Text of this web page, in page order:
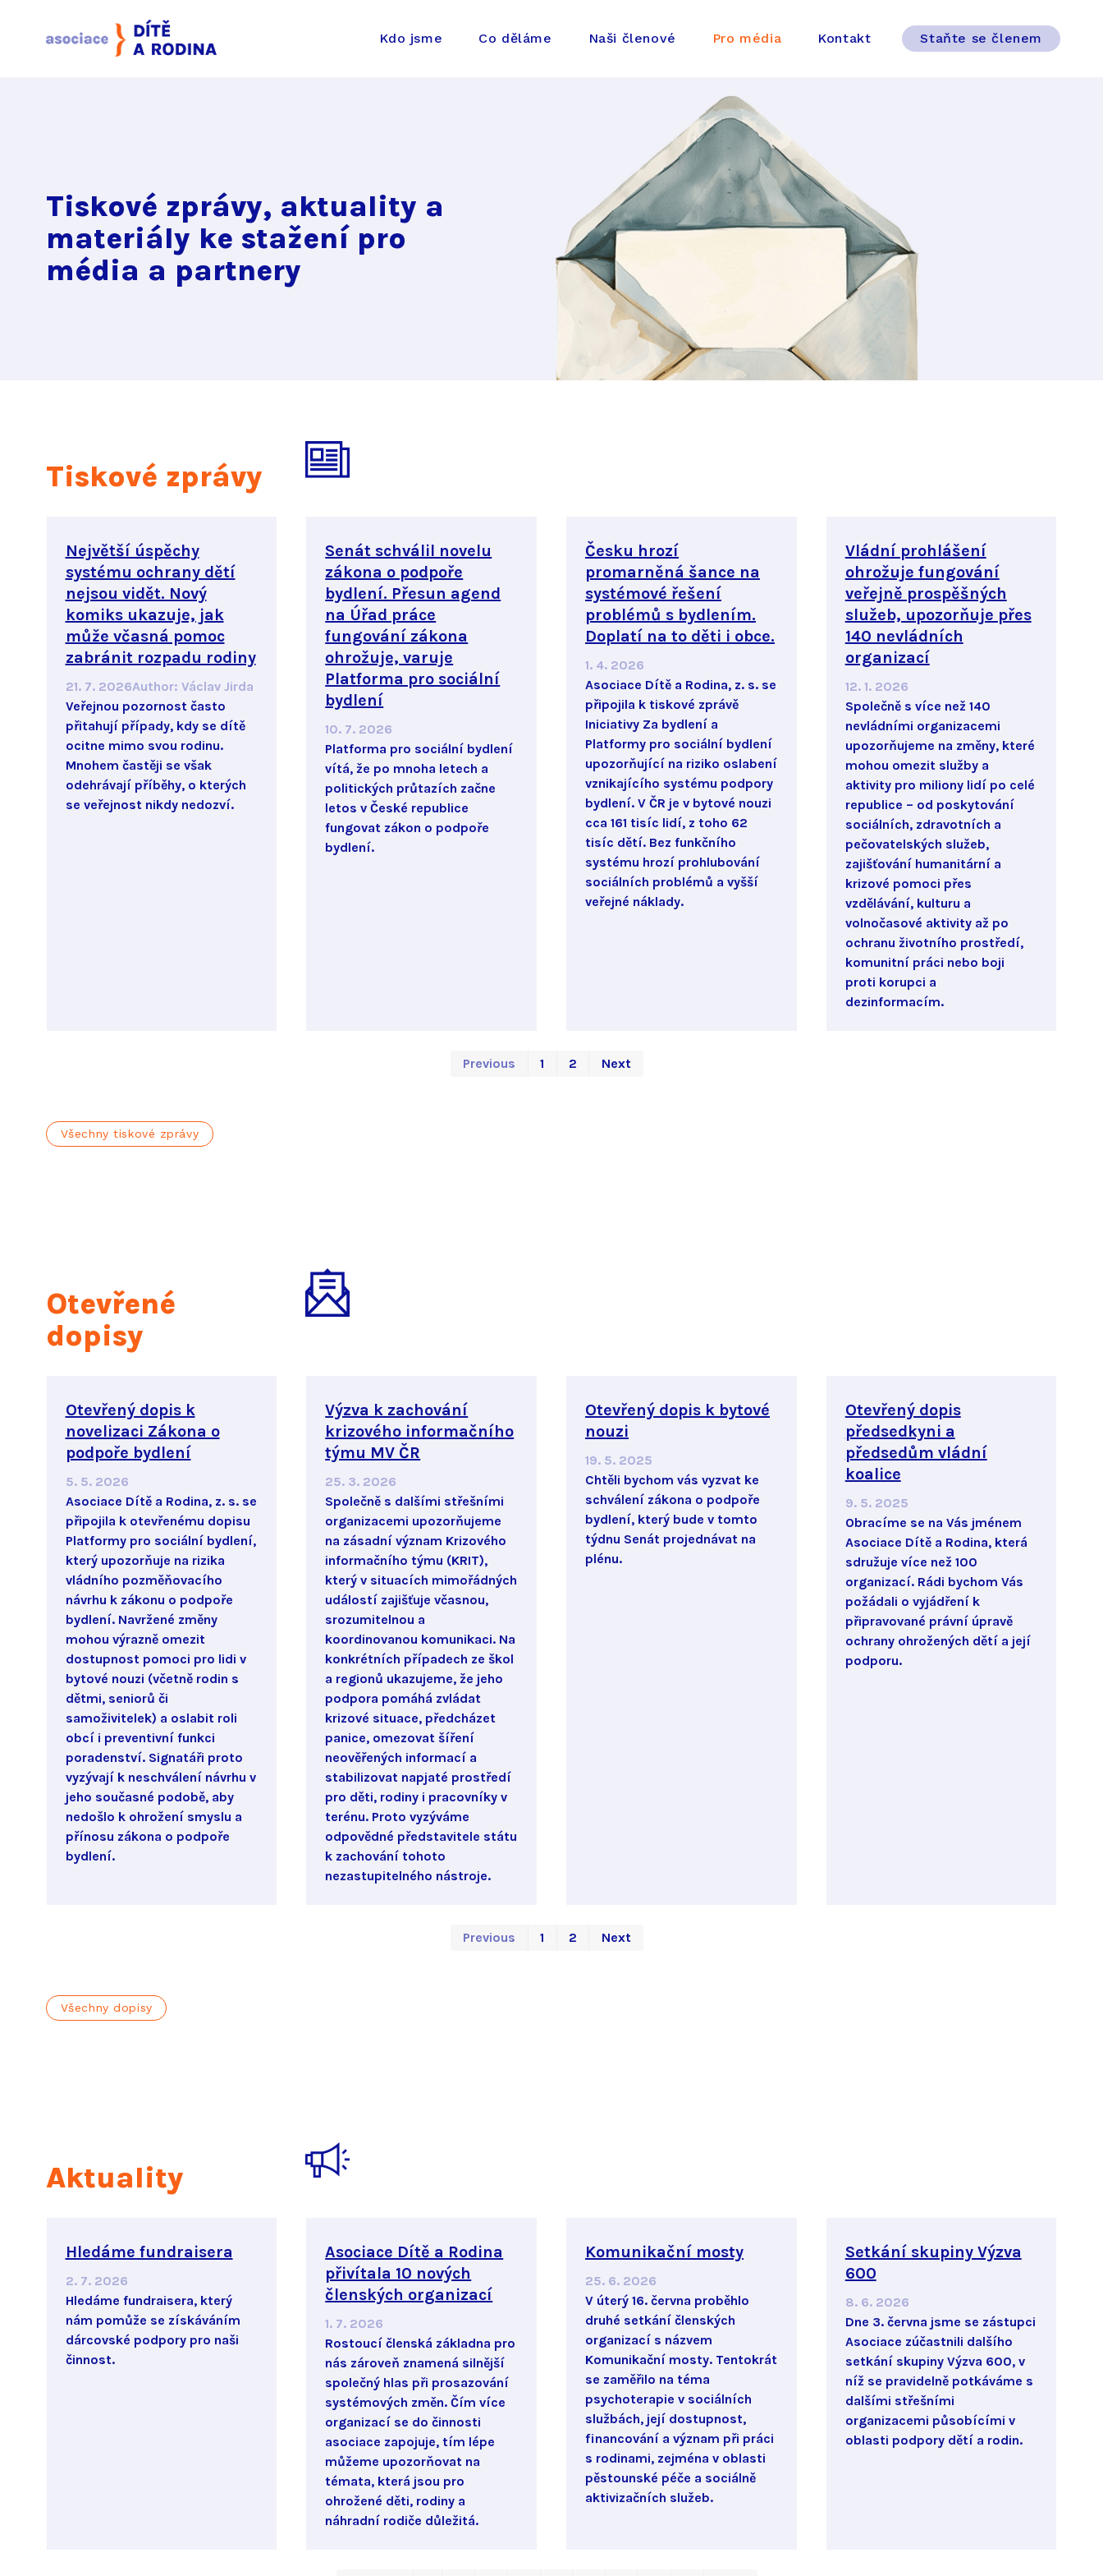
Kdo jsme Co děláme Naši členové Pro média Kontakt Staňte se členem
Tiskové zprávy, aktuality a
materiály ke stažení pro
média a partnery
Tiskové zprávy
Největší úspěchy
systému ochrany dětí
nejsou vidět. Nový
komiks ukazuje, jak
může včasná pomoc
zabránit rozpadu rodiny
21. 7. 2026Author: Václav Jirda
Veřejnou pozornost často
přitahují případy, kdy se dítě
ocitne mimo svou rodinu.
Mnohem častěji se však
odehrávají příběhy, o kterých
se veřejnost nikdy nedozví.
Senát schválil novelu
zákona o podpoře
bydlení. Přesun agend
na Úřad práce
fungování zákona
ohrožuje, varuje
Platforma pro sociální
bydlení
10. 7. 2026
Platforma pro sociální bydlení
vítá, že po mnoha letech a
politických průtazích začne
letos v České republice
fungovat zákon o podpoře
bydlení.
Česku hrozí
promarněná šance na
systémové řešení
problémů s bydlením.
Doplatí na to děti i obce.
1. 4. 2026
Asociace Dítě a Rodina, z. s. se
připojila k tiskové zprávě
Iniciativy Za bydlení a
Platformy pro sociální bydlení
upozorňující na riziko oslabení
vznikajícího systému podpory
bydlení. V ČR je v bytové nouzi
cca 161 tisíc lidí, z toho 62
tisíc dětí. Bez funkčního
systému hrozí prohlubování
sociálních problémů a vyšší
veřejné náklady.
Vládní prohlášení
ohrožuje fungování
veřejně prospěšných
služeb, upozorňuje přes
140 nevládních
organizací
12. 1. 2026
Společně s více než 140
nevládními organizacemi
upozorňujeme na změny, které
mohou omezit služby a
aktivity pro miliony lidí po celé
republice – od poskytování
sociálních, zdravotních a
pečovatelských služeb,
zajišťování humanitární a
krizové pomoci přes
vzdělávání, kulturu a
volnočasové aktivity až po
ochranu životního prostředí,
komunitní práci nebo boji
proti korupci a
dezinformacím.
Previous 1 2 Next
Všechny tiskové zprávy
Otevřené
dopisy
Otevřený dopis k
novelizaci Zákona o
podpoře bydlení
5. 5. 2026
Asociace Dítě a Rodina, z. s. se
připojila k otevřenému dopisu
Platformy pro sociální bydlení,
který upozorňuje na rizika
vládního pozměňovacího
návrhu k zákonu o podpoře
bydlení. Navržené změny
mohou výrazně omezit
dostupnost pomoci pro lidi v
bytové nouzi (včetně rodin s
dětmi, seniorů či
samoživitelek) a oslabit roli
obcí i preventivní funkci
poradenství. Signatáři proto
vyzývají k neschválení návrhu v
jeho současné podobě, aby
nedošlo k ohrožení smyslu a
přínosu zákona o podpoře
bydlení.
Výzva k zachování
krizového informačního
týmu MV ČR
25. 3. 2026
Společně s dalšími střešními
organizacemi upozorňujeme
na zásadní význam Krizového
informačního týmu (KRIT),
který v situacích mimořádných
událostí zajišťuje včasnou,
srozumitelnou a
koordinovanou komunikaci. Na
konkrétních případech ze škol
a regionů ukazujeme, že jeho
podpora pomáhá zvládat
krizové situace, předcházet
panice, omezovat šíření
neověřených informací a
stabilizovat napjaté prostředí
pro děti, rodiny i pracovníky v
terénu. Proto vyzýváme
odpovědné představitele státu
k zachování tohoto
nezastupitelného nástroje.
Otevřený dopis k bytové
nouzi
19. 5. 2025
Chtěli bychom vás vyzvat ke
schválení zákona o podpoře
bydlení, který bude v tomto
týdnu Senát projednávat na
plénu.
Otevřený dopis
předsedkyni a
předsedům vládní
koalice
9. 5. 2025
Obracíme se na Vás jménem
Asociace Dítě a Rodina, která
sdružuje více než 100
organizací. Rádi bychom Vás
požádali o vyjádření k
připravované právní úpravě
ochrany ohrožených dětí a její
podporu.
Previous 1 2 Next
Všechny dopisy
Aktuality
Hledáme fundraisera
2. 7. 2026
Hledáme fundraisera, který
nám pomůže se získáváním
dárcovské podpory pro naši
činnost.
Asociace Dítě a Rodina
přivítala 10 nových
členských organizací
1. 7. 2026
Rostoucí členská základna pro
nás zároveň znamená silnější
společný hlas při prosazování
systémových změn. Čím více
organizací se do činnosti
asociace zapojuje, tím lépe
můžeme upozorňovat na
témata, která jsou pro
ohrožené děti, rodiny a
náhradní rodiče důležitá.
Komunikační mosty
25. 6. 2026
V úterý 16. června proběhlo
druhé setkání členských
organizací s názvem
Komunikační mosty. Tentokrát
se zaměřilo na téma
psychoterapie v sociálních
službách, její dostupnost,
financování a význam při práci
s rodinami, zejména v oblasti
pěstounské péče a sociálně
aktivizačních služeb.
Setkání skupiny Výzva
600
8. 6. 2026
Dne 3. června jsme se zástupci
Asociace zúčastnili dalšího
setkání skupiny Výzva 600, v
níž se pravidelně potkáváme s
dalšími střešními
organizacemi působícími v
oblasti podpory dětí a rodin.